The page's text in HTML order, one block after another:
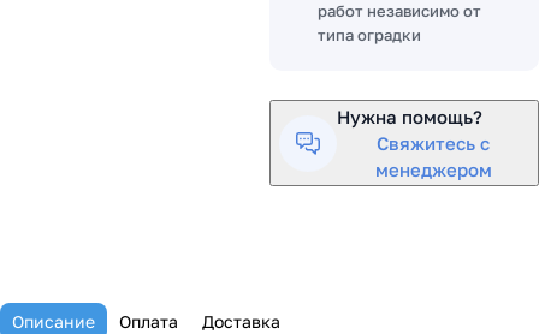
работ независимо от
типа оградки
Нужна помощь?
Свяжитесь с
менеджером
Описание Оплата Доставка